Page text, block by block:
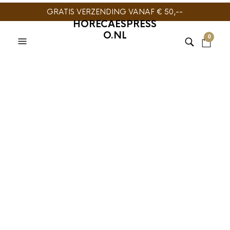
GRATIS VERZENDING VANAF € 50,--
HORECAESPRESS
O.NL
0